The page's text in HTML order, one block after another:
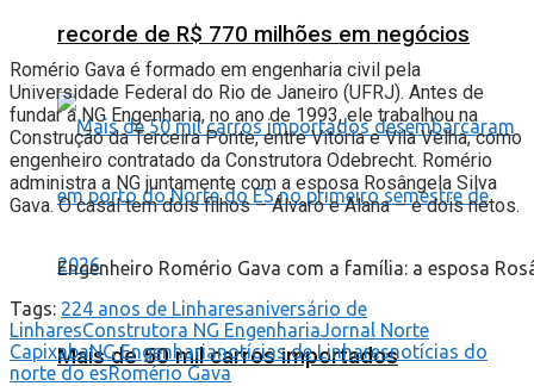
recorde de R$ 770 milhões em negócios
Mais de 50 mil carros importados
Romério Gava é formado em engenharia civil pela
Universidade Federal do Rio de Janeiro (UFRJ). Antes de
fundar a NG Engenharia, no ano de 1993, ele trabalhou na
Construção da Terceira Ponte, entre Vitória e Vila Velha, como
engenheiro contratado da Construtora Odebrecht. Romério
administra a NG juntamente com a esposa Rosângela Silva
Gava. O casal tem dois filhos – Álvaro e Alana – e dois netos.
Engenheiro Romério Gava com a família: a esposa
Tags: 224 anos de Linharesaniversário de
LinharesConstrutora NG EngenhariaJornal Norte
CapixabaNG Engenharianotícias de Linharesnotícias do
norte do esRomério Gava